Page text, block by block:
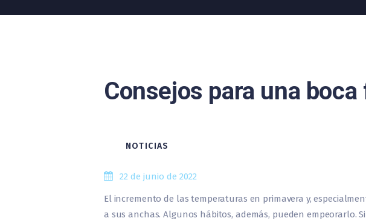
Consejos para una
NOTICIAS
22 de junio de 2022
El incremento de las temperaturas en primavera y,
a sus anchas. Algunos hábitos, además, pueden empeorarlo.